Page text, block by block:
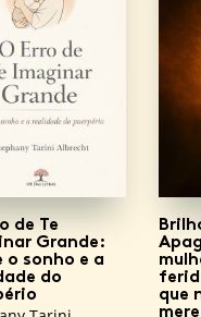
de Te
Grande:
o sonho e a
do
que